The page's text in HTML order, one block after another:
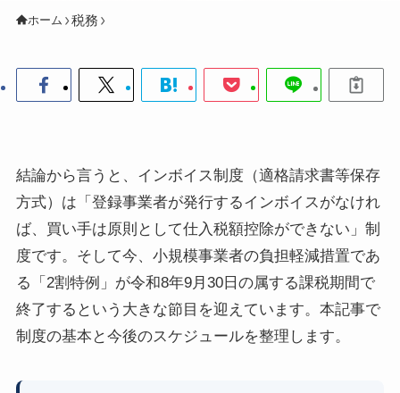
ホーム 税務
結論から言うと、インボイス制度（適格請求書等保存
方式）は「登録事業者が発行するインボイスがなけれ
ば、買い手は原則として仕入税額控除ができない」制
度です。そして今、小規模事業者の負担軽減措置であ
る「2割特例」が令和8年9月30日の属する課税期間で
終了するという大きな節目を迎えています。本記事で
制度の基本と今後のスケジュールを整理します。